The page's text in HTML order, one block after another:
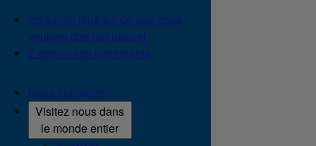
En savoir plus sur ce que nous
voulons dire par naturel
Explorer nos ingrédients
Nous contacter
Visitez nous dans
le monde entier